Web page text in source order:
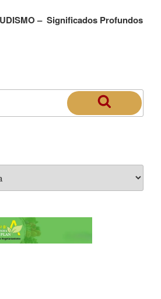
– Significados Profundos